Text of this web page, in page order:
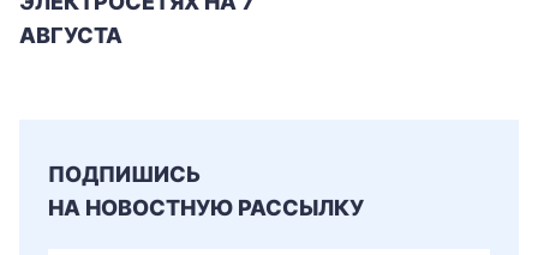
АВГУСТА
ПОДПИШИСЬ
НА НОВОСТНУЮ РАССЫЛКУ